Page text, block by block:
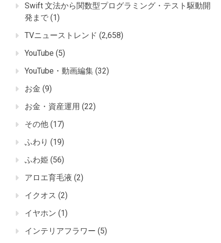
Swift 文法から関数型プログラミング・テスト駆動開
発まで (1)
TVニューストレンド (2,658)
YouTube (5)
YouTube・動画編集 (32)
お金 (9)
お金・資産運用 (22)
その他 (17)
ふわり (19)
ふわ姫 (56)
アロエ育毛液 (2)
イクオス (2)
イヤホン (1)
インテリアフラワー (5)